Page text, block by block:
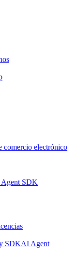
comercio electrónico
SDK
SDKAI Agent